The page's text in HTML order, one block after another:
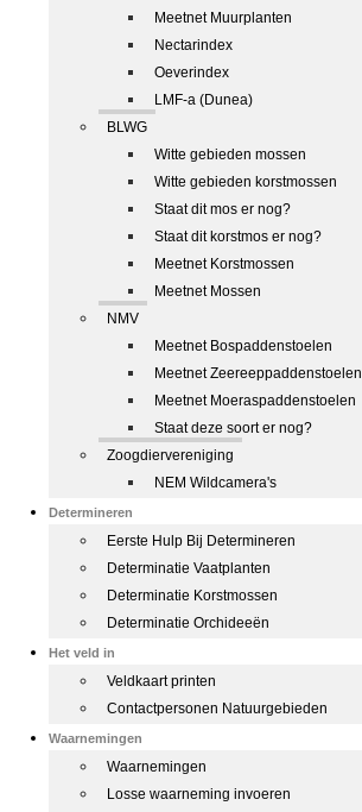
Meetnet Muurplanten
Nectarindex
Oeverindex
LMF-a (Dunea)
BLWG
Witte gebieden mossen
Witte gebieden korstmossen
Staat dit mos er nog?
Staat dit korstmos er nog?
Meetnet Korstmossen
Meetnet Mossen
NMV
Meetnet Bospaddenstoelen
Meetnet Zeereeppaddenstoelen
Meetnet Moeraspaddenstoelen
Staat deze soort er nog?
Zoogdiervereniging
NEM Wildcamera's
Determineren
Eerste Hulp Bij Determineren
Determinatie Vaatplanten
Determinatie Korstmossen
Determinatie Orchideeën
Het veld in
Veldkaart printen
Contactpersonen Natuurgebieden
Waarnemingen
Waarnemingen
Losse waarneming invoeren